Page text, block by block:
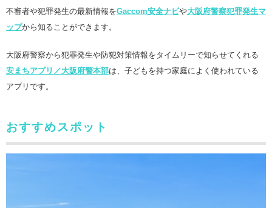
不審者や犯罪発生の最新情報をGaccom安全ナビや大阪府警察犯罪発生マ
ップから知ることができます。
大阪府警察から犯罪発生や防犯対策情報をタイムリーで知らせてくれる
安まちアプリ／大阪府警本部は、子どもを持つ家庭によく使われている
アプリです。
おすすめスポット